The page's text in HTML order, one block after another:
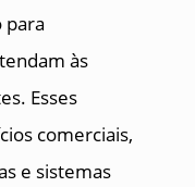
para
às
Esses
comerciais,
e sistemas